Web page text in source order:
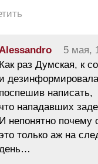
Alessandro 5 мая,
Как раз Думская, к
и
поспешив написать,
что нападавших
И непонятно почему
только аж на
день…